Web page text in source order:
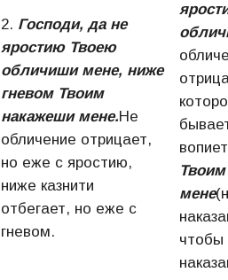
2. Господи, да не
яростию Твоею
обличиши мене, ниже
гневом Твоим
накажеши мене.Не
обличение отрицает,
но еже с яростию,
ниже казнити
отбегает, но еже с
гневом.
мене
чтобы